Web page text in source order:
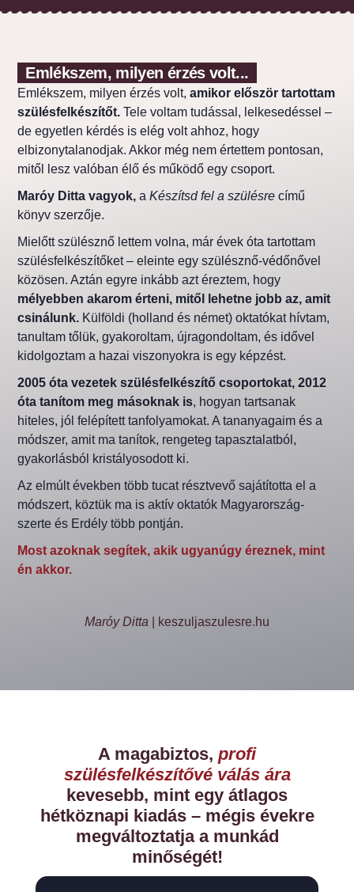
Maróy Ditta | keszuljaszulesre.hu
Emlékszem, milyen érzés volt...
Emlékszem, milyen érzés volt,amikor először tartottam
szülésfelkészítőt. Tele voltam tudással, lelkesedéssel –
de egyetlen kérdés is elég volt ahhoz, hogy
elbizonytalanodjak. Akkor még nem értettem pontosan,
mitől lesz valóban élő és működő egy csoport.
Maróy Ditta vagyok, aKészítsd fel a szülésre című
könyv szerzője.
Mielőtt szülésznő lettem volna, már évek óta tartottam
szülésfelkészítőket – eleinte egy szülésznő-védőnővel
közösen. Aztán egyre inkább azt éreztem, hogy
mélyebben akarom érteni, mitől lehetne jobb az, amit
csinálunk. Külföldi (holland és német) oktatókat hívtam,
tanultam tőlük, gyakoroltam, újragondoltam, és idővel
kidolgoztam a hazai viszonyokra is egy képzést.
2005 óta vezetek szülésfelkészítő csoportokat, 2012
óta tanítom meg másoknak is, hogyan tartsanak
hiteles, jól felépített tanfolyamokat. A tananyagaim és a
módszer, amit ma tanítok, rengeteg tapasztalatból,
gyakorlásból kristályosodott ki.
Az elmúlt években több tucat résztvevő sajátította el a
módszert, köztük ma is aktív oktatók Magyarország-
szerte és Erdély több pontján.
Most azoknak segítek, akik ugyanúgy éreznek, mint
én akkor.
A magabiztos, profi
szülésfelkészítővé válás ára
kevesebb, mint egy átlagos
hétköznapi kiadás – mégis évekre
megváltoztatja a munkád
minőségét!